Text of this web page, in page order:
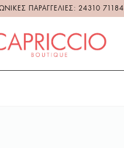
ΠΑΡΑΓΓΕΛΙΕΣ: 24310 71184